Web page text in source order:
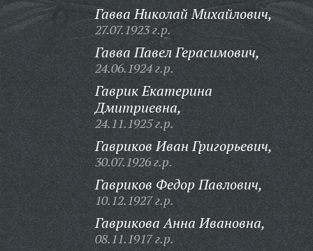
Гавва Николай Михайлович,
27.07.1923 г.р.
Гавва Павел Герасимович,
24.06.1924 г.р.
Гаврик Екатерина
Дмитриевна,
24.11.1925 г.р.
Гавриков Иван Григорьевич,
30.07.1926 г.р.
Гавриков Федор Павлович,
10.12.1927 г.р.
Гаврикова Анна Ивановна,
08.11.1917 г.р.